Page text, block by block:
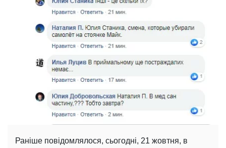
Раніше повідомлялося, сьогодні, 21 жовтня, в